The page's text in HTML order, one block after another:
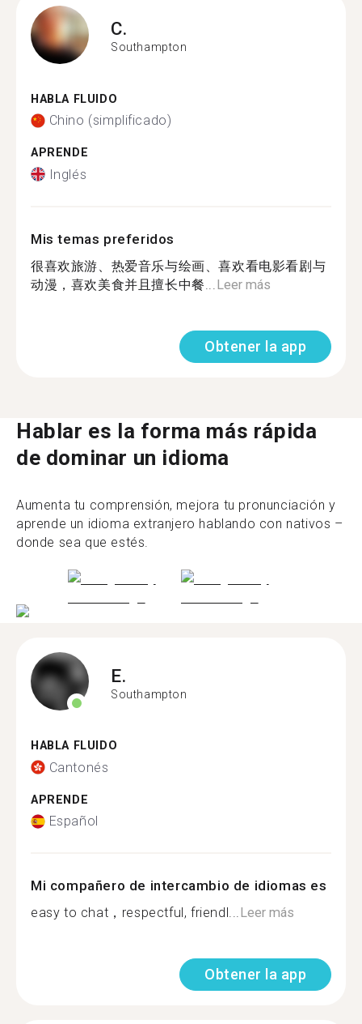
C.
Southampton
HABLA FLUIDO
Chino (simplificado)
APRENDE
Inglés
Mis temas preferidos
很喜欢旅游、热爱音乐与绘画、喜欢看电影看剧与
动漫，喜欢美食并且擅长中餐... Leer más
Obtener la app
Hablar es la forma más rápida
de dominar un idioma
Aumenta tu comprensión, mejora tu pronunciación y
aprende un idioma extranjero hablando con nativos –
donde sea que estés.
E.
Southampton
HABLA FLUIDO
Cantonés
APRENDE
Español
Mi compañero de intercambio de idiomas es
easy to chat，respectful, friendl...Leer más
Obtener la app